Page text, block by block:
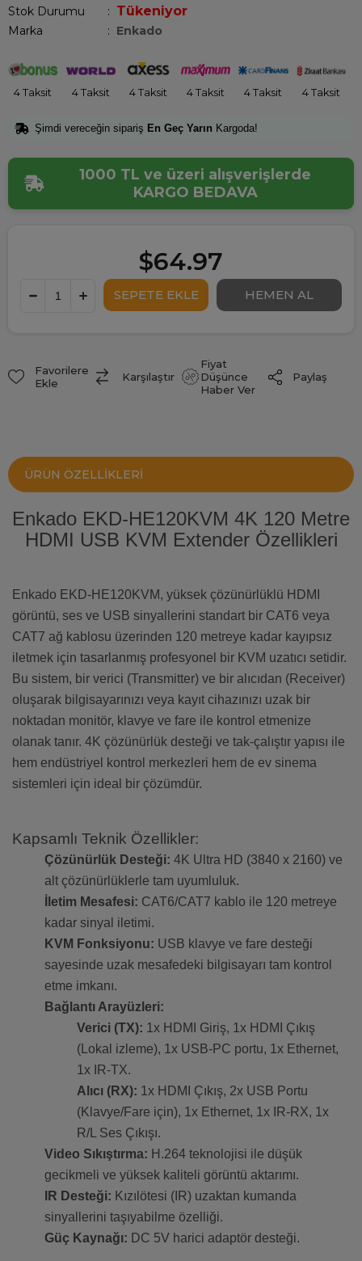
Stok Durumu : Tükeniyor
Marka : Enkado
4 Taksit 4 Taksit 4 Taksit 4 Taksit 4 Taksit 4 Taksit
Şimdi vereceğin sipariş En Geç Yarın Kargoda!
1000 TL ve üzeri alışverişlerde
KARGO BEDAVA
$64.97
Favorilere
Ekle
Karşılaştır
Fiyat
Düşünce
Haber Ver
Paylaş
ÜRÜN ÖZELLIKLERI
Enkado EKD-HE120KVM 4K 120 Metre
HDMI USB KVM Extender Özellikleri
Enkado EKD-HE120KVM, yüksek çözünürlüklü HDMI
görüntü, ses ve USB sinyallerini standart bir CAT6 veya
CAT7 ağ kablosu üzerinden 120 metreye kadar kayıpsız
iletmek için tasarlanmış profesyonel bir KVM uzatıcı setidir.
Bu sistem, bir verici (Transmitter) ve bir alıcıdan (Receiver)
oluşarak bilgisayarınızı veya kayıt cihazınızı uzak bir
noktadan monitör, klavye ve fare ile kontrol etmenize
olanak tanır. 4K çözünürlük desteği ve tak-çalıştır yapısı ile
hem endüstriyel kontrol merkezleri hem de ev sinema
sistemleri için ideal bir çözümdür.
Kapsamlı Teknik Özellikler:
Çözünürlük Desteği: 4K Ultra HD (3840 x 2160) ve
alt çözünürlüklerle tam uyumluluk.
İletim Mesafesi: CAT6/CAT7 kablo ile 120 metreye
kadar sinyal iletimi.
KVM Fonksiyonu: USB klavye ve fare desteği
sayesinde uzak mesafedeki bilgisayarı tam kontrol
etme imkanı.
Bağlantı Arayüzleri:
Verici (TX): 1x HDMI Giriş, 1x HDMI Çıkış
(Lokal izleme), 1x USB-PC portu, 1x Ethernet,
1x IR-TX.
Alıcı (RX): 1x HDMI Çıkış, 2x USB Portu
(Klavye/Fare için), 1x Ethernet, 1x IR-RX, 1x
R/L Ses Çıkışı.
Video Sıkıştırma: H.264 teknolojisi ile düşük
gecikmeli ve yüksek kaliteli görüntü aktarımı.
IR Desteği: Kızılötesi (IR) uzaktan kumanda
sinyallerini taşıyabilme özelliği.
Güç Kaynağı: DC 5V harici adaptör desteği.